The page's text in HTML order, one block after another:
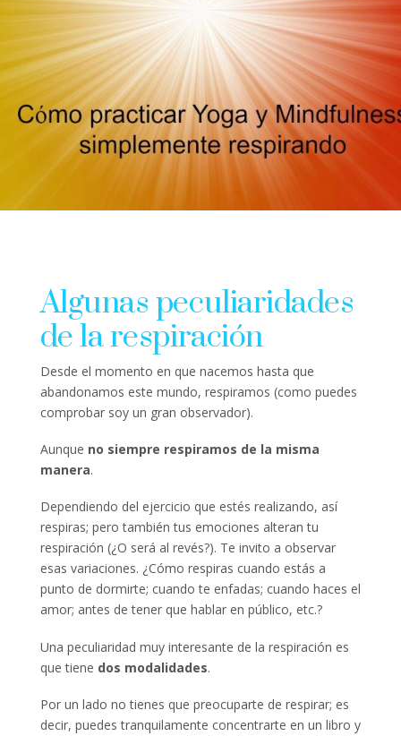
Algunas peculiaridades
de la respiración
Desde el momento en que nacemos hasta que
abandonamos este mundo, respiramos (como puedes
comprobar soy un gran observador).
Aunque no siempre respiramos de la misma
manera.
Dependiendo del ejercicio que estés realizando, así
respiras; pero también tus emociones alteran tu
respiración (¿O será al revés?). Te invito a observar
esas variaciones. ¿Cómo respiras cuando estás a
punto de dormirte; cuando te enfadas; cuando haces el
amor; antes de tener que hablar en público, etc.?
Una peculiaridad muy interesante de la respiración es
que tiene dos modalidades.
Por un lado no tienes que preocuparte de respirar; es
decir, puedes tranquilamente concentrarte en un libro y